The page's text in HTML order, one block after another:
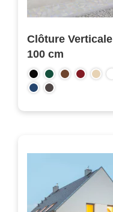
Clôture Verticale
100 cm